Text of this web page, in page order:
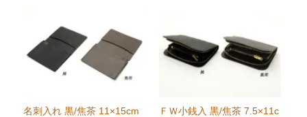
名刺入れ 黒/焦茶 11×15cm
ＦＷ小銭入 黒/焦茶 7.5×11c